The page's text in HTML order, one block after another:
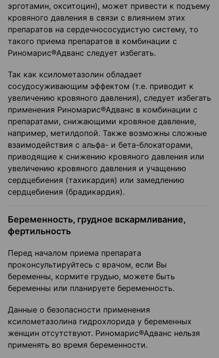
эрготамин, окситоцин), может привести к подъему
кровяного давления в связи с влиянием этих
препаратов на сердечно­сосудистую систему, то
такого приема препаратов в комбинации с
Риномарис®Адванс следует избегать.
Так как ксилометазолин обладает
сосудосуживающим эффектом (т.е. приводит к
увеличению кровяного давления), следует избегать
применения Риномарис®Адванс в комбинации с
препаратами, снижающими кровяное давление,
например, метилдопой. Также возможны сложные
взаимодействия с альфа- и бета-блокаторами,
приводящие к снижению кровяного давления или
увеличению кровяного давления и учащению
сердцебиения (тахикардия) или замедлению
сердцебиения (брадикардия).
Беременность, грудное вскармливание,
фертильность
Перед началом приема препарата
проконсультируйтесь с врачом, если Вы
беременны, кормите грудью, можете быть
беременны или планируете беременность.
Данные о безопасности применения
ксилометазолина гидрохлорида у беременных
женщин отсутствуют. Риномарис®Адванс нельзя
применять во время беременности.